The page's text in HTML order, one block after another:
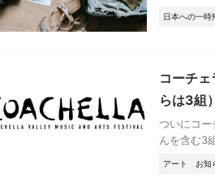
日本への一時
コーチ
らは3組）
ついにコー
んを含む3
アート お知